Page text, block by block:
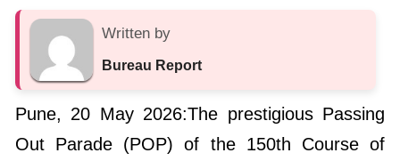
Written by
Bureau Report
Pune, 20 May 2026:The prestigious Passing
Out Parade (POP) of the 150th Course of